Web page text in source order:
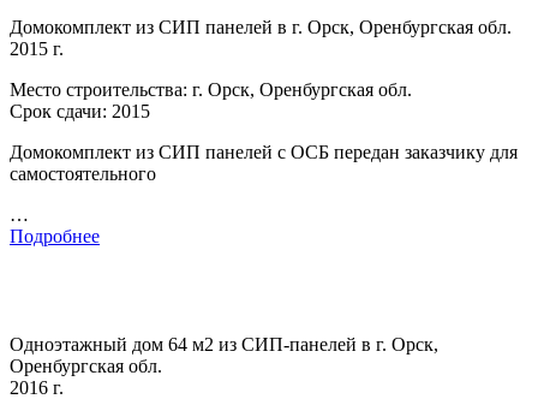
Домокомплект из СИП панелей в г. Орск, Оренбургская обл.
2015 г.
Место строительства: г. Орск, Оренбургская обл.
Срок сдачи: 2015
Домокомплект из СИП панелей с ОСБ передан заказчику для
самостоятельного
…
Подробнее
Одноэтажный дом 64 м2 из СИП-панелей в г. Орск,
Оренбургская обл.
2016 г.